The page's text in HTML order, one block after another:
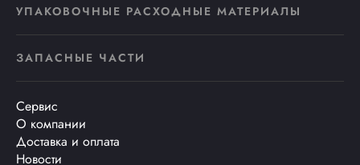
УПАКОВОЧНЫЕ РАСХОДНЫЕ МАТЕРИАЛЫ
ЗАПАСНЫЕ ЧАСТИ
Сервис
О компании
Доставка и оплата
Новости